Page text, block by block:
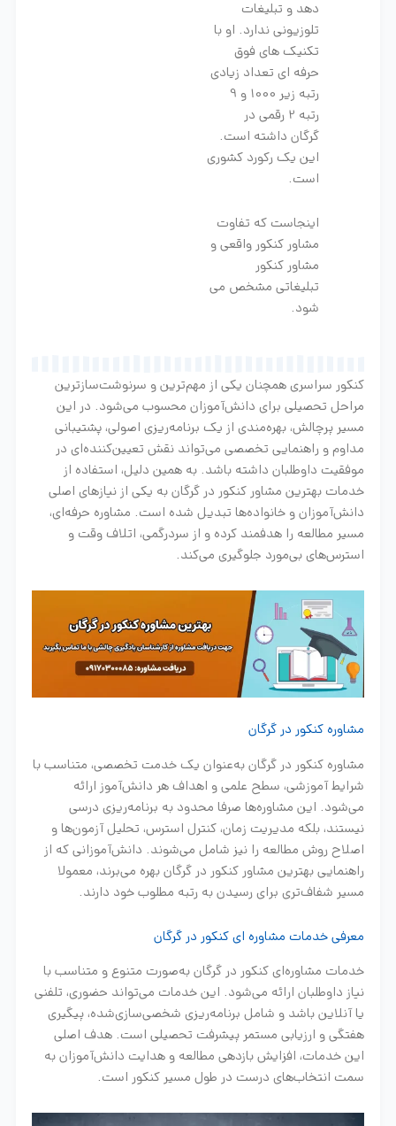
دهد و تبلیغات
تلوزیونی ندارد. او با
تکنیک های فوق
حرفه ای تعداد زیادی
رتبه زیر 1000 و 9
رتبه 2 رقمی در
گرگان داشته است.
این یک رکورد کشوری
است.
اینجاست که تفاوت
مشاور کنکور واقعی و
مشاور کنکور
تبلیغاتی مشخص می
شود.
کنکور سراسری همچنان یکی از مهم‌ترین و سرنوشت‌سازترین
مراحل تحصیلی برای دانش‌آموزان محسوب می‌شود. در این
مسیر پرچالش، بهره‌مندی از یک برنامه‌ریزی اصولی، پشتیبانی
مداوم و راهنمایی تخصصی می‌تواند نقش تعیین‌کننده‌ای در
موفقیت داوطلبان داشته باشد. به همین دلیل، استفاده از
خدمات بهترین مشاور کنکور در گرگان به یکی از نیازهای اصلی
دانش‌آموزان و خانواده‌ها تبدیل شده است. مشاوره حرفه‌ای،
مسیر مطالعه را هدفمند کرده و از سردرگمی، اتلاف وقت و
استرس‌های بی‌مورد جلوگیری می‌کند.
مشاوره کنکور در گرگان
مشاوره کنکور در گرگان به‌عنوان یک خدمت تخصصی، متناسب با
شرایط آموزشی، سطح علمی و اهداف هر دانش‌آموز ارائه
می‌شود. این مشاوره‌ها صرفا محدود به برنامه‌ریزی درسی
نیستند، بلکه مدیریت زمان، کنترل استرس، تحلیل آزمون‌ها و
اصلاح روش مطالعه را نیز شامل می‌شوند. دانش‌آموزانی که از
راهنمایی بهترین مشاور کنکور در گرگان بهره می‌برند، معمولا
مسیر شفاف‌تری برای رسیدن به رتبه مطلوب خود دارند.
معرفی خدمات مشاوره ای کنکور در گرگان
خدمات مشاوره‌ای کنکور در گرگان به‌صورت متنوع و متناسب با
نیاز داوطلبان ارائه می‌شود. این خدمات می‌تواند حضوری، تلفنی
یا آنلاین باشد و شامل برنامه‌ریزی شخصی‌سازی‌شده، پیگیری
هفتگی و ارزیابی مستمر پیشرفت تحصیلی است. هدف اصلی
این خدمات، افزایش بازدهی مطالعه و هدایت دانش‌آموزان به
سمت انتخاب‌های درست در طول مسیر کنکور است.